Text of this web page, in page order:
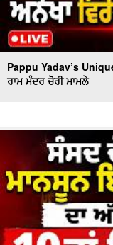
Pappu Yadav’s
ਰਾਮ ਮੰਦਰ ਚੋਰੀ ਮਾਮਲੇ